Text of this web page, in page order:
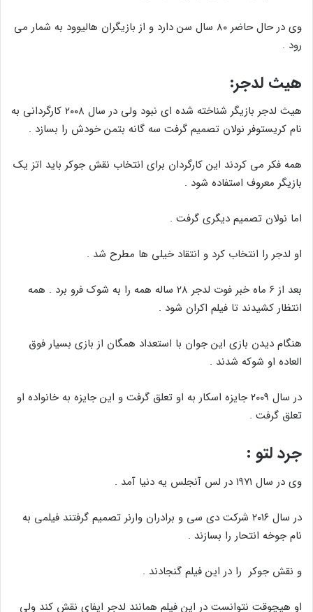
وی در حال حاضر ۸۰ سال سن دارد و از بازیگران هالیوود به شمار می
رود .
هیث لدجر:
هیث لدجر بازیگر شناخته شده ای نبود ولی در سال ۲۰۰۸ کارگردانی به
نام کریستوفر نولان تصمیم گرفت سه گانه بتمن خودش را بسازد .
همه فکر می کردند این کارگردان برای انتخاب نقش جوکر باید اتز یک
بازیگر معروف استفاده شود .
اما نولان تصمیم دیگری گرفت .
او لدجر را انتخاب کرد و انتقاد خیلی ها مطرح شد .
بعد از ۶ ماه خبر فوت لدجر ۲۸ ساله همه را به شوک فرو برد . همه
انتظار کشیدند تا فیلم اکران شود .
هنگام دیدن بازی این جوان با استعداد همگان از بازی بسیار فوق
العاده او شوکه شدند .
در سال ۲۰۰۹ جایزه اسکار به او تعلق گرفت و این جایزه به خانواده او
تعلق گرفت .
جرد لتو :
وی در سال ۱۹۷۱ در لس آنجلس یه دنیا آمد .
در سال ۲۰۱۶ شرکت دی سی و برادران وارنر تصمیم گرفتند فیلمی به
نام جوخه انتحار را بسازند .
و نقش جوکر را در این فیلم گنجادند .
او هیچوقت نتوانست در این فیلم همانند لدجر ایفای نقش کند ولی